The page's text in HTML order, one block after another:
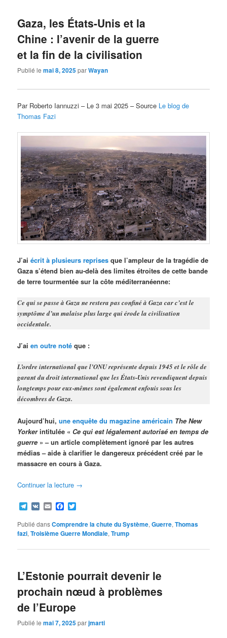
Gaza, les États-Unis et la
Chine : l’avenir de la guerre
et la fin de la civilisation
Publié lemai 8, 2025parWayan
Par Roberto Iannuzzi – Le 3 mai 2025 – Source Le blog de
Thomas Fazi
J’aiécrit à plusieurs reprises que l’ampleur de la tragédie de
Gaza s’étend bien au-delà des limites étroites de cette bande
de terre tourmentée sur la côte méditerranéenne:
Ce qui se passe à Gaza ne restera pas confiné à Gaza car c’est le
symptôme d’un malaise plus large qui érode la civilisation
occidentale.
J’aien outre noté que :
L’ordre international que l’ONU représente depuis 1945 et le rôle de
garant du droit international que les États-Unis revendiquent depuis
longtemps pour eux-mêmes sont également enfouis sous les
décombres de Gaza.
Aujourd’hui,une enquête du magazine américain The New
Yorkerintitulée « Ce qui est légalement autorisé en temps de
guerre » – un article complètement ignoré par les autres
médias – aide à clarifier le dangereux précédent créé par le
massacre en cours à Gaza.
Continuer la lecture →
Telegram
VK EmailFacebook
Publié dansComprendre la chute du Système,Guerre,Thomas
fazi,Troisième Guerre Mondiale,Trump
L’Estonie pourrait devenir le
prochain nœud à problèmes
de l’Europe
Publié lemai 7, 2025parjmarti